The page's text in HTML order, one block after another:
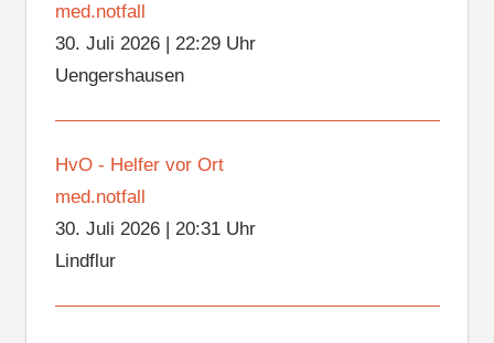
med.notfall
30. Juli 2026| 22:29 Uhr
Uengershausen
HvO - Helfer vor Ort
med.notfall
30. Juli 2026| 20:31 Uhr
Lindflur